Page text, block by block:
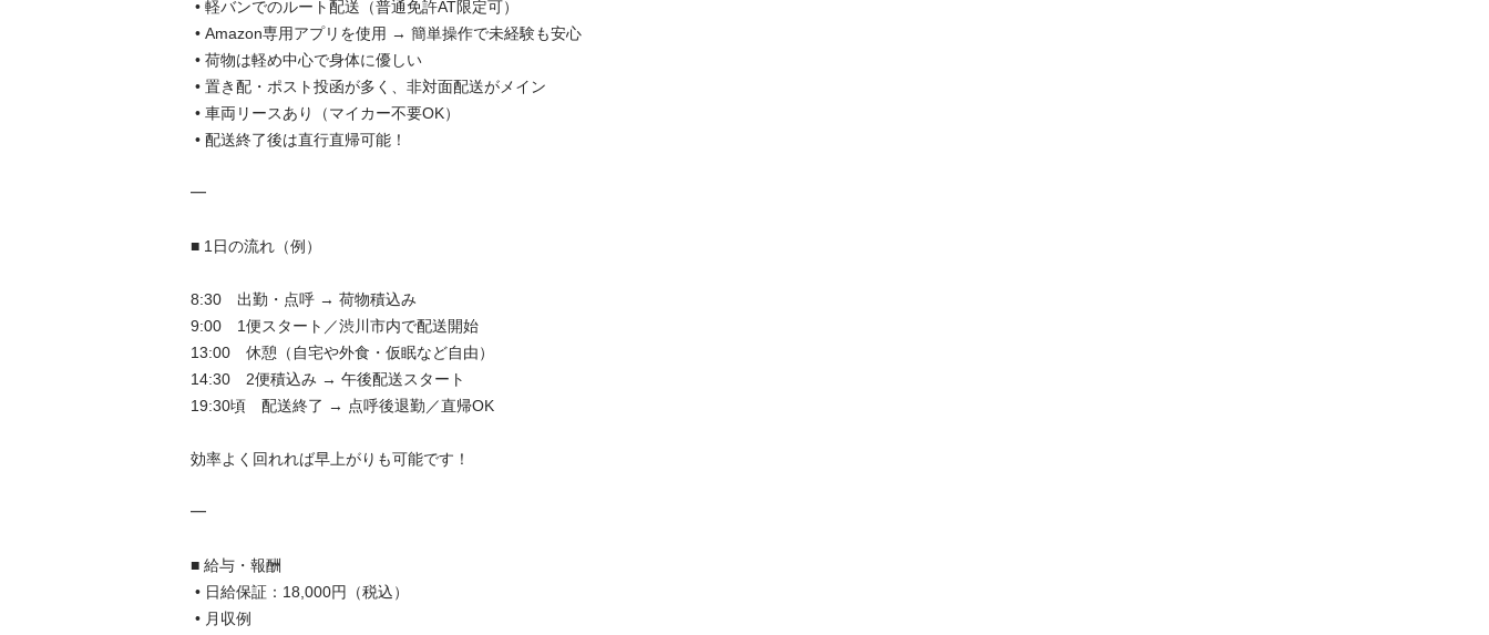
━
■ 1日の流れ（例）
8:30　出勤・点呼 → 荷物積込み
9:00　1便スタート／渋川市内で配送開始
13:00　休憩（自宅や外食・仮眠など自由）
14:30　2便積込み → 午後配送スタート
19:30頃　配送終了 → 点呼後退勤／直帰OK
効率よく回れれば早上がりも可能です！
━
■ 給与・報酬